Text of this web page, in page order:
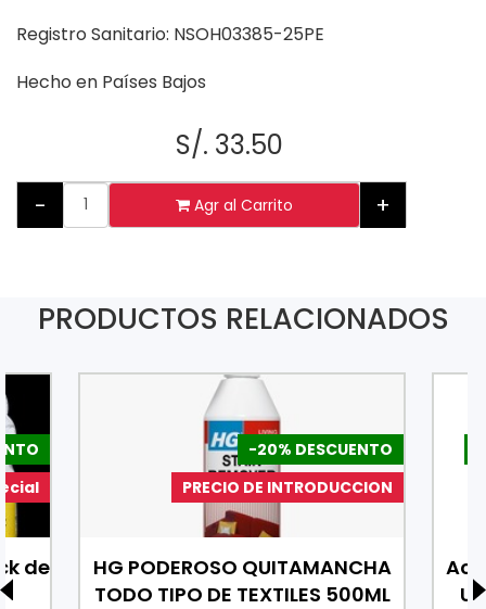
Registro Sanitario: NSOH03385-25PE
Hecho en Países Bajos
S/. 33.50
- Agr al Carrito +
PRODUCTOS RELACIONADOS
de
-20% DESCUENTO
PRECIO DE INTRODUCCION
HG PODEROSO QUITAMANCHA
TODO TIPO DE TEXTILES 500ML